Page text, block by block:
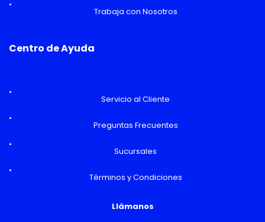
Trabaja con Nosotros
Centro de Ayuda
Servicio al Cliente
Preguntas Frecuentes
Sucursales
Términos y Condiciones
Llámanos